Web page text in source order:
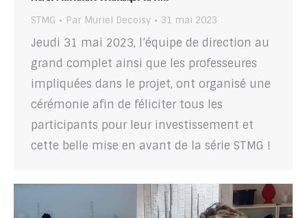
STMG Par Muriel Decoisy 31 mai 2023
Jeudi 31 mai 2023, l’équipe de direction au
grand complet ainsi que les professeures
impliquées dans le projet, ont organisé une
cérémonie afin de féliciter tous les
participants pour leur investissement et
cette belle mise en avant de la série STMG !